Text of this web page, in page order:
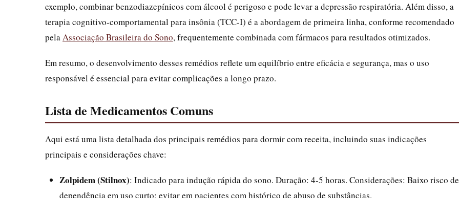
exemplo, combinar benzodiazepínicos com álcool é perigoso e pode levar a depressão respiratória. Além disso, a
terapia cognitivo-comportamental para insônia (TCC-I) é a abordagem de primeira linha, conforme recomendado
pelaAssociação Brasileira do Sono, frequentemente combinada com fármacos para resultados otimizados.
Em resumo, o desenvolvimento desses remédios reflete um equilíbrio entre eficácia e segurança, mas o uso
responsável é essencial para evitar complicações a longo prazo.
Lista de Medicamentos Comuns
Aqui está uma lista detalhada dos principais remédios para dormir com receita, incluindo suas indicações
principais e considerações chave:
Zolpidem (Stilnox): Indicado para indução rápida do sono. Duração: 4-5 horas. Considerações: Baixo risco de
dependência em uso curto; evitar em pacientes com histórico de abuso de substâncias.